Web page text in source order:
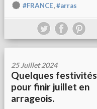
#FRANCE,#arras
25 Juillet 2024
Quelques festivités
pour finir juillet en
arrageois.